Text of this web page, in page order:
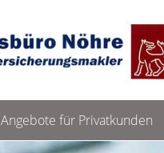
Angebote für Privatkunden